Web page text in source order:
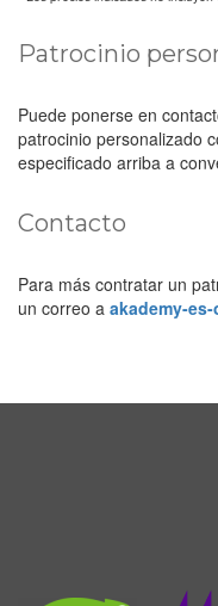
Patrocinio
Puede ponerse en
patrocinio personalizado
especificado arriba a
Contacto
Para más contratar un
un correo a akademy-